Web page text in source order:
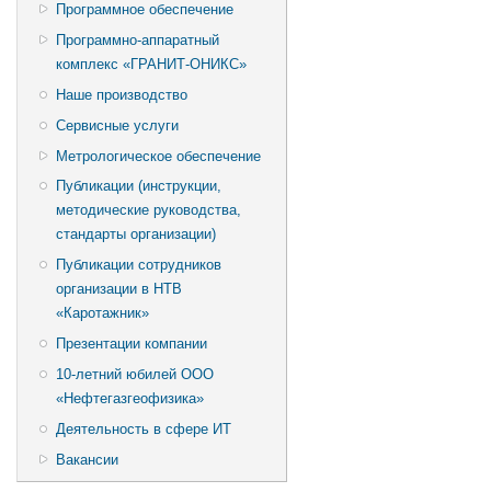
Программное обеспечение
Программно-аппаратный
комплекс «ГРАНИТ-ОНИКС»
Наше производство
Сервисные услуги
Метрологическое обеспечение
Публикации (инструкции,
методические руководства,
стандарты организации)
Публикации сотрудников
организации в НТВ
«Каротажник»
Презентации компании
10-летний юбилей ООО
«Нефтегазгеофизика»
Деятельность в сфере ИТ
Вакансии